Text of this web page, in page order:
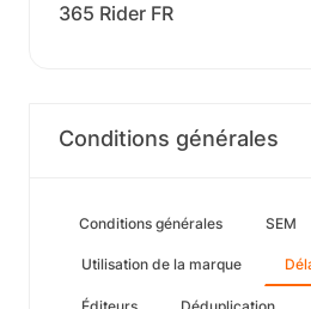
365 Rider FR
Conditions générales
Conditions générales SEM
Utilisation de la marque